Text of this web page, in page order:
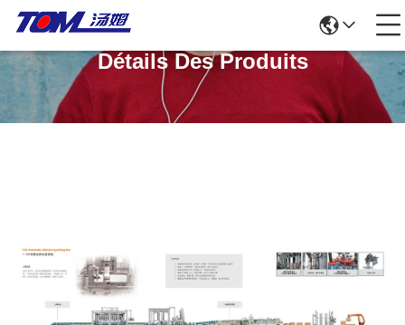
Détails Des Produits